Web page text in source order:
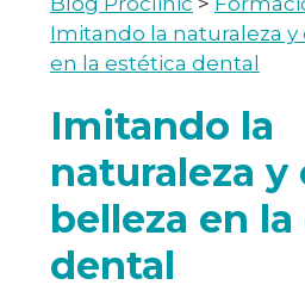
Imitando la naturaleza y
en la estética dental
Imitando la
naturaleza y
belleza en
dental